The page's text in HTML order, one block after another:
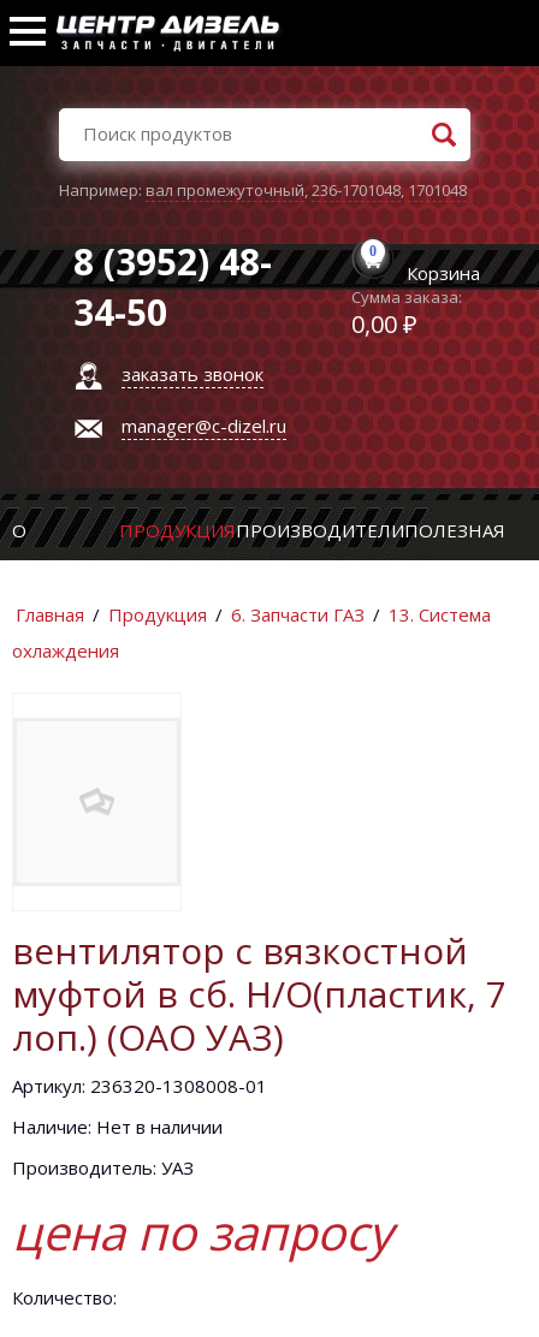
Например:вал промежуточный,236-1701048,1701048
8 (3952) 48-
34-50
заказать звонок
manager@c-dizel.ru
0
Корзина
Сумма заказа:
0,00 ₽
О ПРОДУКЦИЯПРОИЗВОДИТЕЛИПОЛЕЗНАЯ
Главная / Продукция / 6. Запчасти ГАЗ / 13. Система
охлаждения
вентилятор с вязкостной
муфтой в сб. Н/О(пластик, 7
лоп.) (ОАО УАЗ)
Артикул: 236320-1308008-01
Наличие: Нет в наличии
Производитель: УАЗ
цена по запросу
Количество: